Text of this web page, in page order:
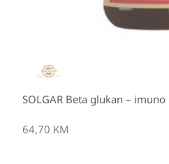
SOLGAR Beta glukan –
64,70 KM